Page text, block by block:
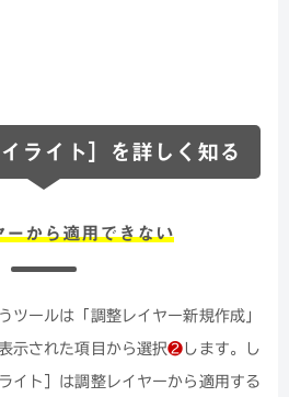
ライト］を詳しく知る
ーから適用できない
ツールは「調整レイヤー新規作成」
示された項目から選択❷ します。し
イト］は調整レイヤーから適用する